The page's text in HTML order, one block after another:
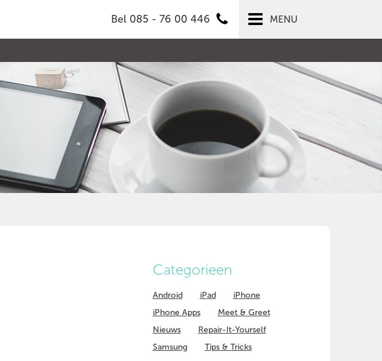
Bel 085 - 76 00 446 MENU
Categorieen
Android iPad
iPhone
iPhone Apps
Meet & Greet
Nieuws
Repair-It-Yourself
Samsung
Tips & Tricks